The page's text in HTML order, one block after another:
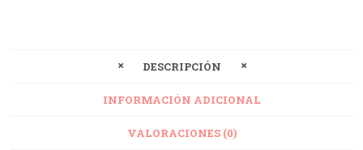
DESCRIPCIÓN
INFORMACIÓN ADICIONAL
VALORACIONES (0)